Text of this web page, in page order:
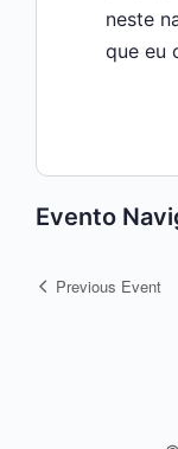
neste
que eu
Evento
Previous Event